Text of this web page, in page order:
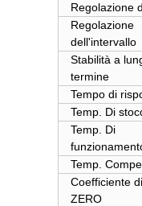
Regolazione
Regolazione
dell'intervallo
Stabilità a
termine
Tempo di
Temp. Di
Temp. Di
Temp.
Coefficiente
ZERO